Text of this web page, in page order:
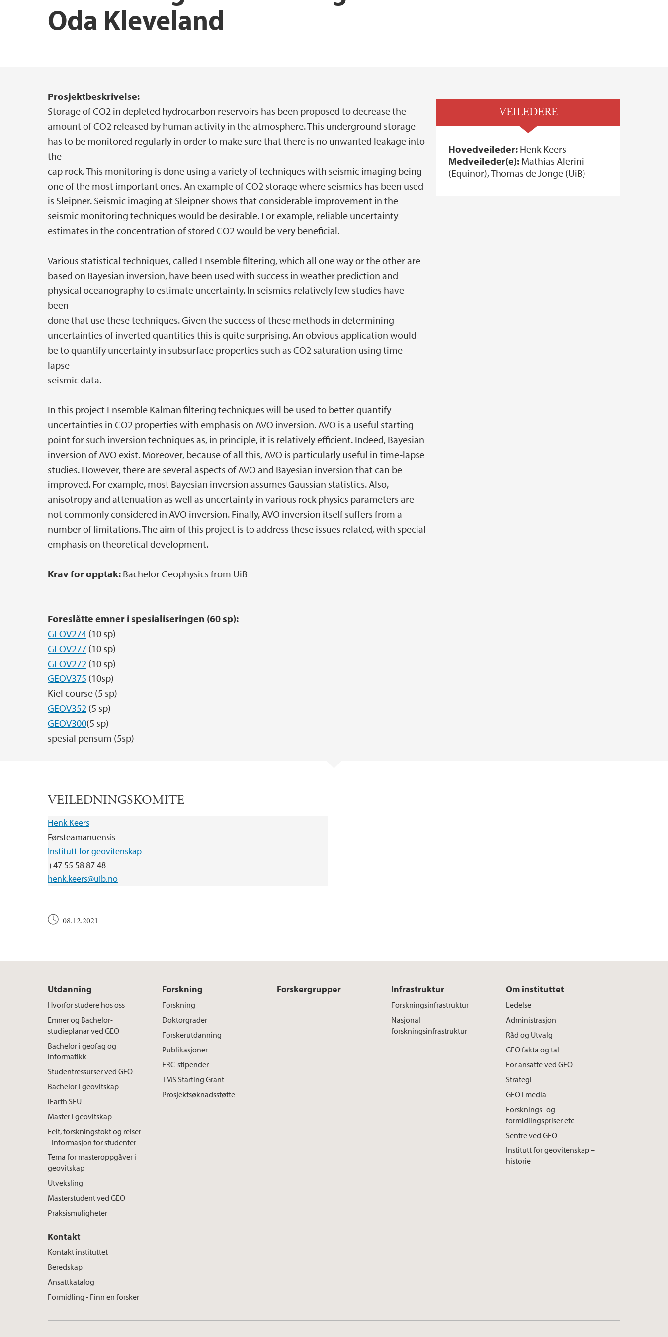
Master i geovitskap
Prosjektsøknadsstøtte
Forsknings- og formidlingspriser etc
Oda Kleveland
Hovedinnhold
Prosjektbeskrivelse:
Storage of CO2 in depleted hydrocarbon reservoirs has been proposed to decrease the
amount of CO2 released by human activity in the atmosphere. This underground storage
has to be monitored regularly in order to make sure that there is no unwanted leakage into
the
cap rock. This monitoring is done using a variety of techniques with seismic imaging being
one of the most important ones. An example of CO2 storage where seismics has been used
is Sleipner. Seismic imaging at Sleipner shows that considerable improvement in the
seismic monitoring techniques would be desirable. For example, reliable uncertainty
estimates in the concentration of stored CO2 would be very beneficial.
Various statistical techniques, called Ensemble filtering, which all one way or the other are
based on Bayesian inversion, have been used with success in weather prediction and
physical oceanography to estimate uncertainty. In seismics relatively few studies have
been
done that use these techniques. Given the success of these methods in determining
uncertainties of inverted quantities this is quite surprising. An obvious application would
be to quantify uncertainty in subsurface properties such as CO2 saturation using time-
lapse
seismic data.
In this project Ensemble Kalman filtering techniques will be used to better quantify
uncertainties in CO2 properties with emphasis on AVO inversion. AVO is a useful starting
point for such inversion techniques as, in principle, it is relatively efficient. Indeed, Bayesian
inversion of AVO exist. Moreover, because of all this, AVO is particularly useful in time-lapse
studies. However, there are several aspects of AVO and Bayesian inversion that can be
improved. For example, most Bayesian inversion assumes Gaussian statistics. Also,
anisotropy and attenuation as well as uncertainty in various rock physics parameters are
not commonly considered in AVO inversion. Finally, AVO inversion itself suffers from a
number of limitations. The aim of this project is to address these issues related, with special
emphasis on theoretical development.
Krav for opptak: Bachelor Geophysics from UiB
Foreslåtte emner i spesialiseringen (60 sp):
GEOV274 (10 sp)
GEOV277 (10 sp)
GEOV272 (10 sp)
GEOV375 (10sp)
Kiel course (5 sp)
GEOV352 (5 sp)
GEOV300(5 sp)
spesial pensum (5sp)
VEILEDERE
Hovedveileder: Henk Keers
Medveileder(e): Mathias Alerini
(Equinor), Thomas de Jonge (UiB)
VEILEDNINGSKOMITE
Henk Keers
Førsteamanuensis
Institutt for geovitenskap
+47 55 58 87 48
henk.keers@uib.no
08.12.2021
Utdanning
Hvorfor studere hos oss
Emner og Bachelor-
studieplanar ved GEO
Bachelor i geofag og
informatikk
Studentressurser ved GEO
Bachelor i geovitskap
iEarth SFU
Master i geovitskap
Felt, forskningstokt og reiser
- Informasjon for studenter
Tema for masteroppgåver i
geovitskap
Utveksling
Masterstudent ved GEO
Praksismuligheter
Forskning
Forskning
Doktorgrader
Forskerutdanning
Publikasjoner
ERC-stipender
TMS Starting Grant
Prosjektsøknadsstøtte
Forskergrupper Infrastruktur
Forskningsinfrastruktur
Nasjonal
forskningsinfrastruktur
Om instituttet
Ledelse
Administrasjon
Råd og Utvalg
GEO fakta og tal
For ansatte ved GEO
Strategi
GEO i media
Forsknings- og
formidlingspriser etc
Sentre ved GEO
Institutt for geovitenskap –
historie
Kontakt
Kontakt instituttet
Beredskap
Ansattkatalog
Formidling - Finn en forsker